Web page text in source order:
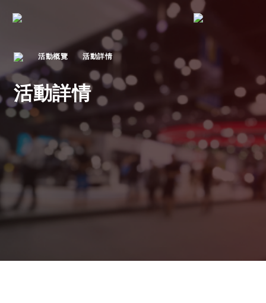
活動概覽 活動詳情
活動詳情